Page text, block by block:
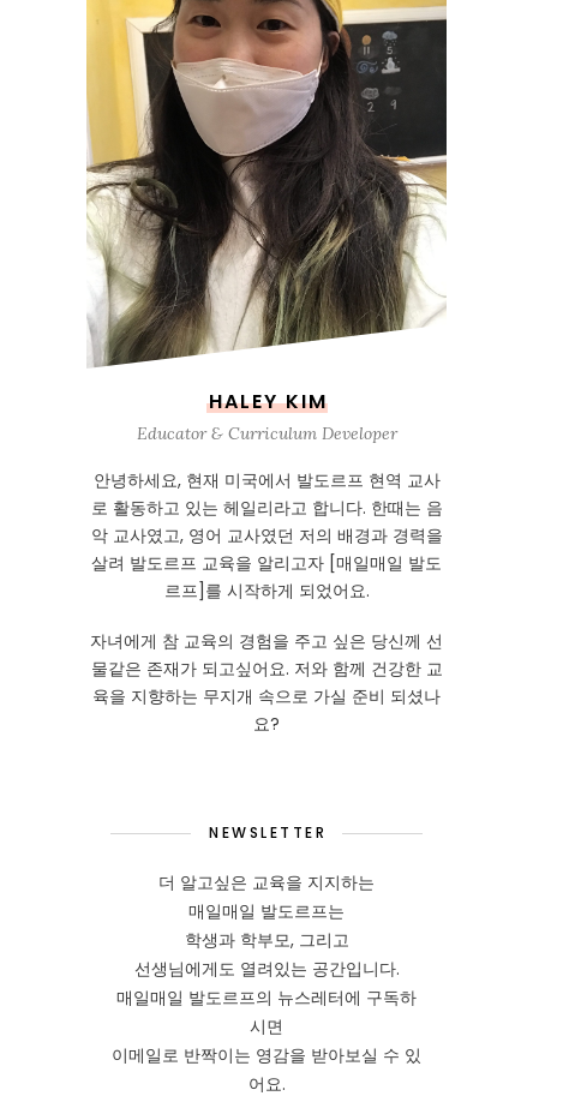
HALEY KIM
Educator & Curriculum Developer
안녕하세요, 현재 미국에서 발도르프 현역 교사
로 활동하고 있는 헤일리라고 합니다. 한때는 음
악 교사였고, 영어 교사였던 저의 배경과 경력을
살려 발도르프 교육을 알리고자 [매일매일 발도
르프]를 시작하게 되었어요.
자녀에게 참 교육의 경험을 주고 싶은 당신께 선
물같은 존재가 되고싶어요. 저와 함께 건강한 교
육을 지향하는 무지개 속으로 가실 준비 되셨나
요?
NEWSLETTER
더 알고싶은 교육을 지지하는
매일매일 발도르프는
학생과 학부모, 그리고
선생님에게도 열려있는 공간입니다.
매일매일 발도르프의 뉴스레터에 구독하
시면
이메일로 반짝이는 영감을 받아보실 수 있
어요.